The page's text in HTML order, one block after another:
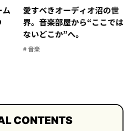
ム
愛すべきオーディオ沼の世
界。音楽部屋から“ここでは
ないどこか”へ。
# 音楽
CONTENTS